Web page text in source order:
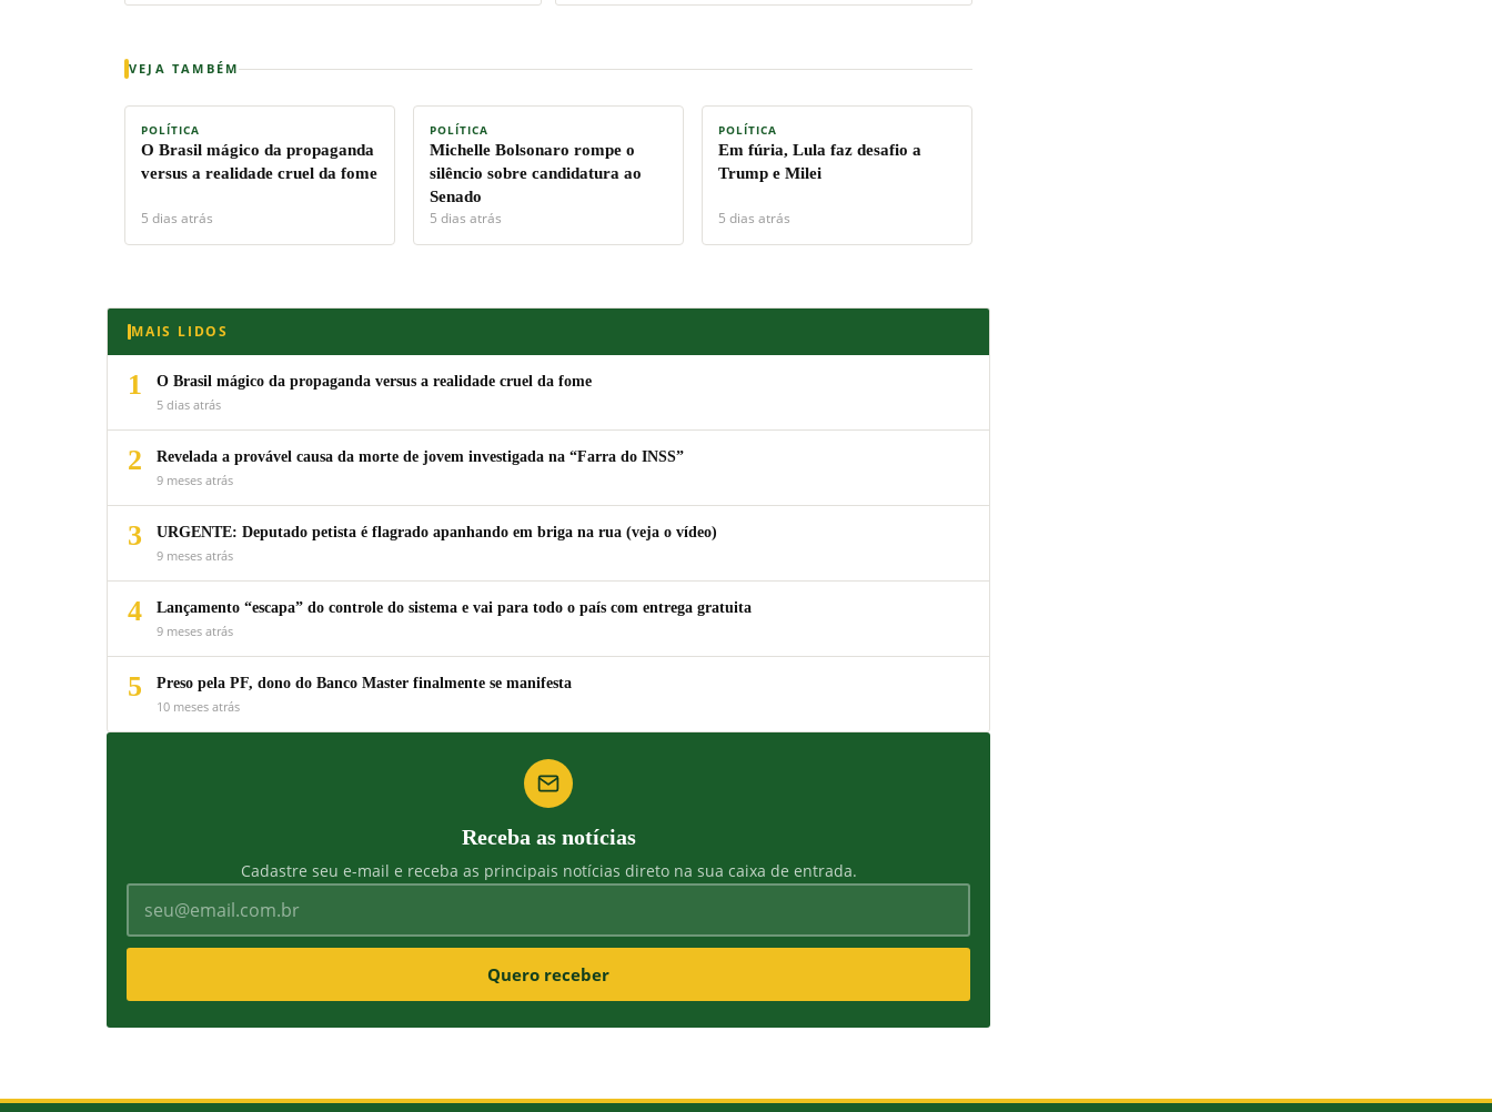
VEJA TAMBÉM
POLÍTICA
O Brasil mágico da propaganda
versus a realidade cruel da fome
5 dias atrás
POLÍTICA
Michelle Bolsonaro rompe o
silêncio sobre candidatura ao
Senado
5 dias atrás
POLÍTICA
Em fúria, Lula faz desafio a
Trump e Milei
5 dias atrás
MAIS LIDOS
1
O Brasil mágico da propaganda versus a realidade cruel da fome
5 dias atrás
2
Revelada a provável causa da morte de jovem investigada na “Farra do INSS”
9 meses atrás
3
URGENTE: Deputado petista é flagrado apanhando em briga na rua (veja o vídeo)
9 meses atrás
4
Lançamento “escapa” do controle do sistema e vai para todo o país com entrega gratuita
9 meses atrás
5
Preso pela PF, dono do Banco Master finalmente se manifesta
10 meses atrás
Receba as notícias
Cadastre seu e-mail e receba as principais notícias direto na sua caixa de entrada.
Quero receber